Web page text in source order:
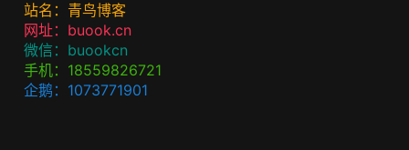
站名：青鸟博客
网址：buook.cn
微信：buookcn
手机：18559826721
企鹅：1073771901